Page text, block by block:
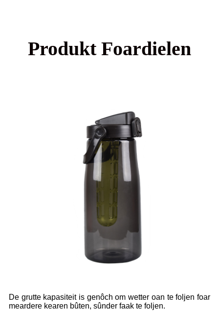
Produkt Foardielen
De grutte kapasiteit is genôch om wetter oan te foljen foar
meardere kearen bûten, sûnder faak te foljen.